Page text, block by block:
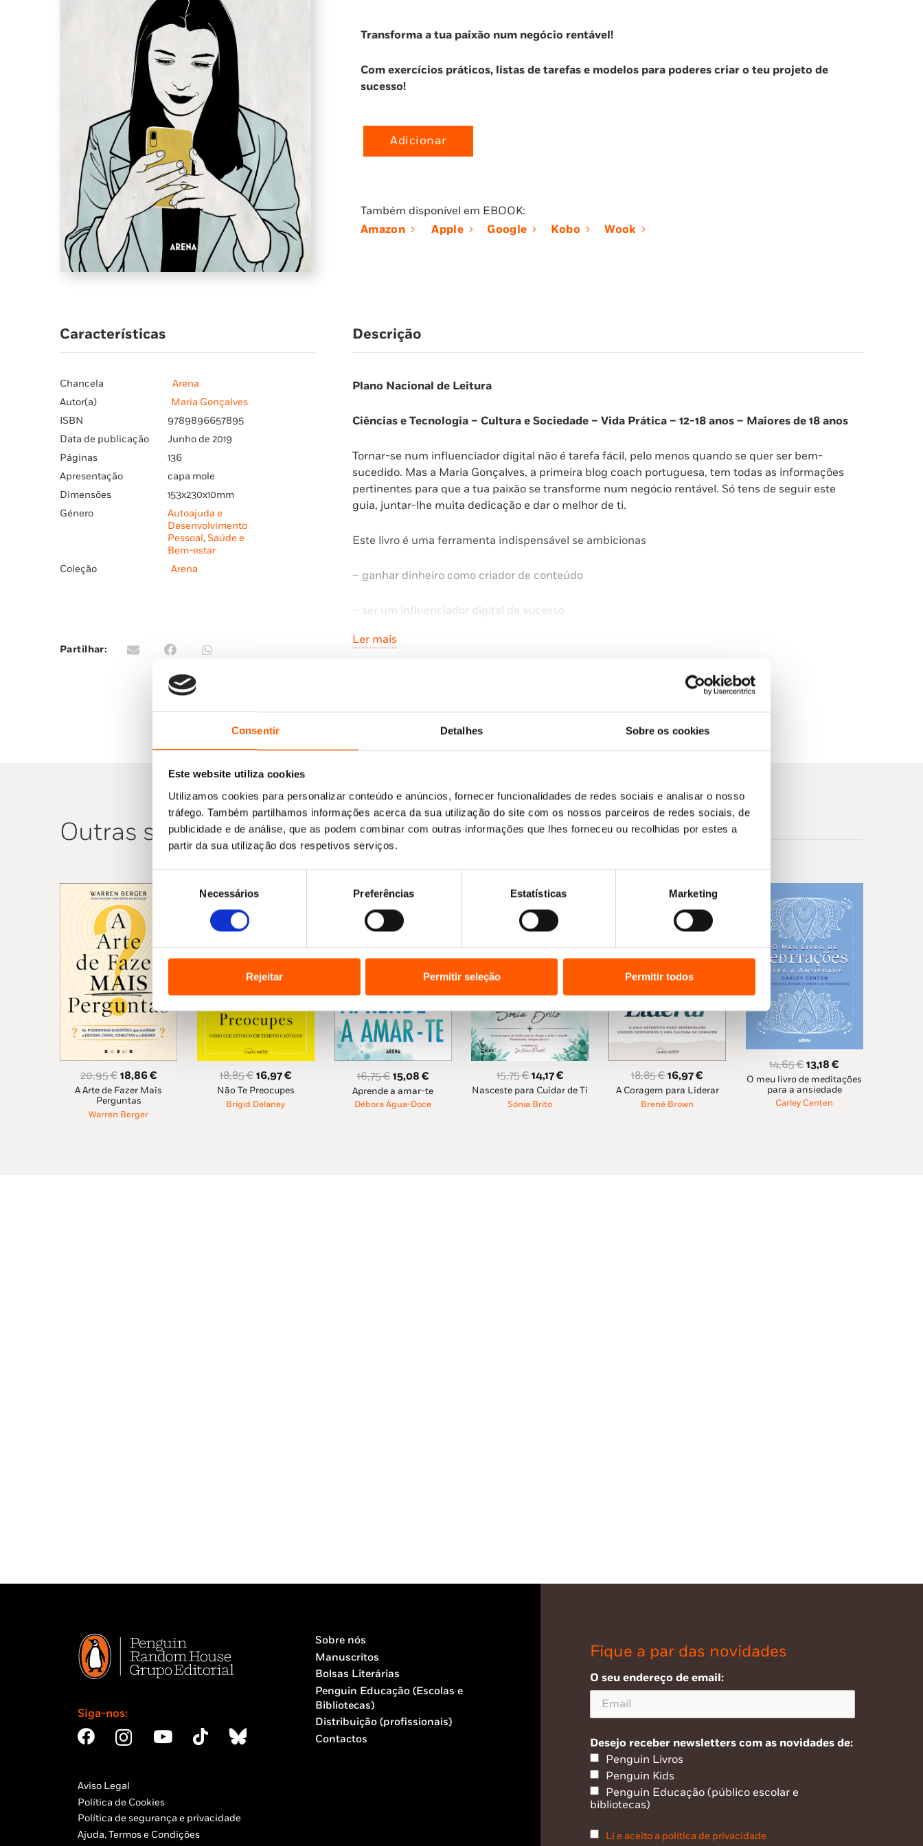
Consentir Detalhes Sobre os cookies
Este website utiliza cookies
Utilizamos cookies para personalizar conteúdo e anúncios, fornecer funcionalidades de redes sociais e analisar o nosso
tráfego. Também partilhamos informações acerca da sua utilização do site com os nossos parceiros de redes sociais, de
publicidade e de análise, que as podem combinar com outras informações que lhes forneceu ou recolhidas por estes a
partir da sua utilização dos respetivos serviços.
de
consentimento
Necessários Preferências Estatísticas Marketing
Rejeitar Permitir seleção Permitir todos
Transforma a tua paixão num negócio rentável!
Com exercícios práticos, listas de tarefas e modelos para poderes criar o teu projeto de
sucesso!
Quantidade
Adicionar
Também disponível em EBOOK:
Amazon
Apple Google Kobo Wook
Características
Chancela
Arena
Autor(a)
Maria Gonçalves
ISBN
9789896657895
Data de publicação
Junho de 2019
Páginas
136
Apresentação
capa mole
Dimensões
153x230x10mm
Género
Autoajuda e
Desenvolvimento
Pessoal,Saúde e
Bem-estar
Coleção
Arena
Partilhar:
Descrição
Plano Nacional de Leitura
Ciências e Tecnologia – Cultura e Sociedade – Vida Prática – 12-18 anos – Maiores de 18 anos
Tornar-se num influenciador digital não é tarefa fácil, pelo menos quando se quer ser bem-
sucedido. Mas a Maria Gonçalves, a primeira blog coach portuguesa, tem todas as informações
pertinentes para que a tua paixão se transforme num negócio rentável. Só tens de seguir este
guia, juntar-lhe muita dedicação e dar o melhor de ti.
Este livro é uma ferramenta indispensável se ambicionas
– ganhar dinheiro como criador de conteúdo
– ser um influenciador digital de sucesso
– poder assumi-lo como a tua profissão a tempo inteiro.
Cada capítulo está pidido numa parte teórica, que transmite a informação essencial de forma
simples e direta, e numa parte prática, que inclui exercícios, listas de tarefas e modelos para
poderes criar o teu projeto de sucesso e, ainda, ferramentas úteis para criar um blog, criar
conteúdo, enviar campanhas de e-mail e vender produtos digitais.
Ler mais
Outras sugestões
20,95€ O
preço
original
18,86€O
preço
A Arte de Fazer Mais
Perguntas
Warren Berger
18,85€ O
preço
original
16,97€O
preço
Não Te Preocupes
Brigid Delaney
16,75€ O
preço
original
15,08 €O
preço
atual
Aprende a amar-te
Débora Água-Doce
15,75€ O
preço
original
14,17€O
preço
Nasceste para Cuidar de Ti
Sónia Brito
18,85€ O
preço
original
16,97€
preço
A Coragem para Liderar
Brené Brown
14,65€O
preço
original
13,18€
preço
atual
O meu livro de meditações
para a ansiedade
Carley Centen
Siga-nos:
Aviso Legal
Política de Cookies
Política de segurança e privacidade
Ajuda, Termos e Condições
Sobre nós
Manuscritos
Bolsas Literárias
Penguin Educação (Escolas e
Bibliotecas)
Distribuição (profissionais)
Contactos
Fique a par das novidades
O seu endereço de email:
Desejo receber newsletters com as novidades de:
Penguin Livros
Penguin Kids
Penguin Educação (público escolar e
bibliotecas)
Li e aceito a política de privacidade